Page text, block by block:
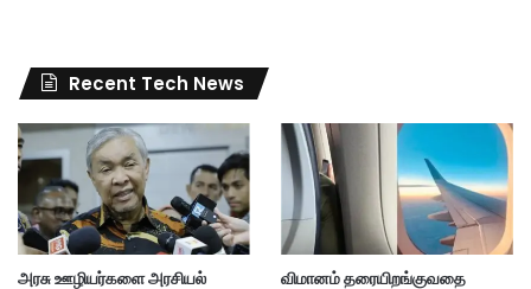
Recent Tech News
அரசு ஊழியர்களை அரசியல்
விமானம் தரையிறங்குவதை